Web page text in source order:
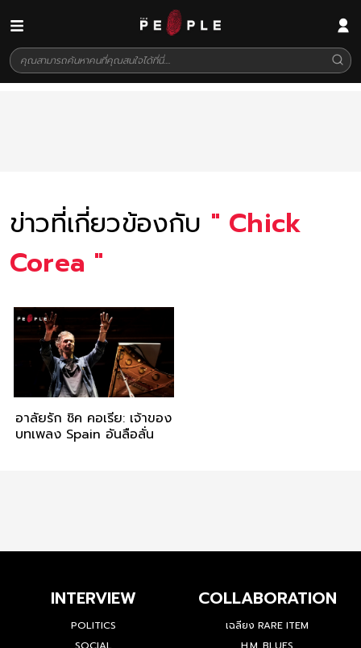
ข่าวที่เกี่ยวข้องกับ " Chick
Corea "
อาลัยรัก ชิค คอเรีย: เจ้าของ
บทเพลง Spain อันลือลั่น
INTERVIEW
POLITICS
COLLABORATION
เฉลียง RARE ITEM